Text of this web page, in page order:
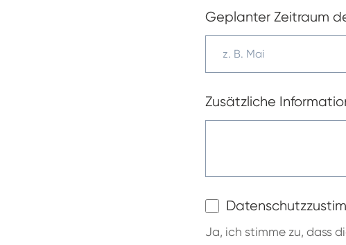
Geplanter Zeitraum
Zusätzliche
Ja, ich stimme zu, dass